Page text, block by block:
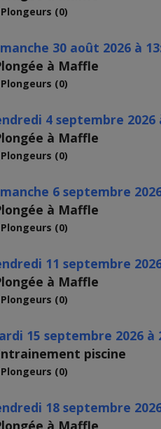
Plongeurs (0)
30 août 2026 à
à Maffle
Plongeurs (0)
4 septembre 2026
à Maffle
Plongeurs (0)
6 septembre
à Maffle
Plongeurs (0)
11 septembre
à Maffle
Plongeurs (0)
mardi 15 septembre 2026 à
piscine
Plongeurs (0)
18 septembre
à Maffle